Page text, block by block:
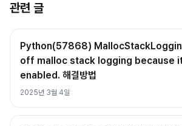
관련 글
Python(57868)
off malloc stack logging because
enabled. 해결방법
2025년 3월 4일